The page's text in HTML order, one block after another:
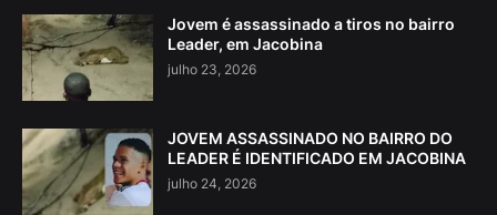
Jovem é assassinado a tiros no bairro
Leader, em Jacobina
julho 23, 2026
JOVEM ASSASSINADO NO BAIRRO DO
LEADER É IDENTIFICADO EM JACOBINA
julho 24, 2026